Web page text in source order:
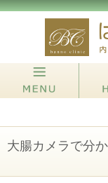
大腸カメラで分